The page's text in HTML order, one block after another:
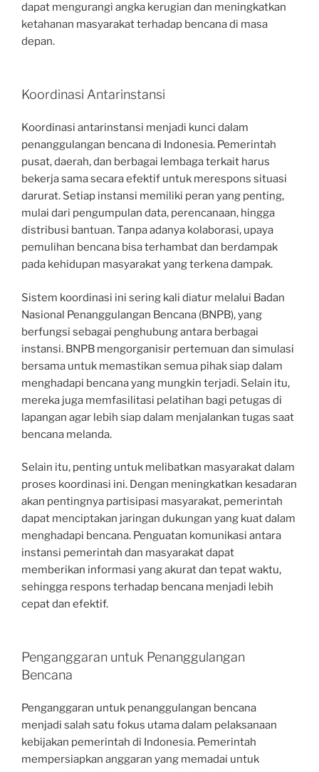
dapat mengurangi angka kerugian dan meningkatkan
ketahanan masyarakat terhadap bencana di masa
depan.
Koordinasi Antarinstansi
Koordinasi antarinstansi menjadi kunci dalam
penanggulangan bencana di Indonesia. Pemerintah
pusat, daerah, dan berbagai lembaga terkait harus
bekerja sama secara efektif untuk merespons situasi
darurat. Setiap instansi memiliki peran yang penting,
mulai dari pengumpulan data, perencanaan, hingga
distribusi bantuan. Tanpa adanya kolaborasi, upaya
pemulihan bencana bisa terhambat dan berdampak
pada kehidupan masyarakat yang terkena dampak.
Sistem koordinasi ini sering kali diatur melalui Badan
Nasional Penanggulangan Bencana (BNPB), yang
berfungsi sebagai penghubung antara berbagai
instansi. BNPB mengorganisir pertemuan dan simulasi
bersama untuk memastikan semua pihak siap dalam
menghadapi bencana yang mungkin terjadi. Selain itu,
mereka juga memfasilitasi pelatihan bagi petugas di
lapangan agar lebih siap dalam menjalankan tugas saat
bencana melanda.
Selain itu, penting untuk melibatkan masyarakat dalam
proses koordinasi ini. Dengan meningkatkan kesadaran
akan pentingnya partisipasi masyarakat, pemerintah
dapat menciptakan jaringan dukungan yang kuat dalam
menghadapi bencana. Penguatan komunikasi antara
instansi pemerintah dan masyarakat dapat
memberikan informasi yang akurat dan tepat waktu,
sehingga respons terhadap bencana menjadi lebih
cepat dan efektif.
Penganggaran untuk Penanggulangan
Bencana
Penganggaran untuk penanggulangan bencana
menjadi salah satu fokus utama dalam pelaksanaan
kebijakan pemerintah di Indonesia. Pemerintah
mempersiapkan anggaran yang memadai untuk